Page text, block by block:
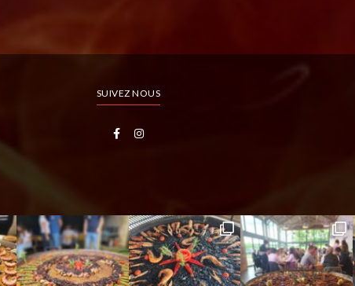
SUIVEZ NOUS